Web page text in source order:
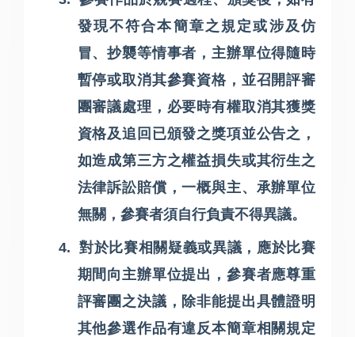
發現不符合本簡章之規定或涉及仿
冒、抄襲等情事者，主辦單位得隨時
暫停或取消其參賽資格，並召開評審
團審議處理，必要時有權取消其獲獎
資格及追回已頒發之獎項並公告之，
如造成第三方之權益損失或其衍生之
法律訴訟賠償，一概與主、承辦單位
無關，參賽者須自行負責不得異議。
4.
對於比賽相關疑義或異議，應於比賽
期間向主辦單位提出，參賽者應尊重
評審團之決議，除非能提出具體證明
其他參選作品有違反本簡章相關規定